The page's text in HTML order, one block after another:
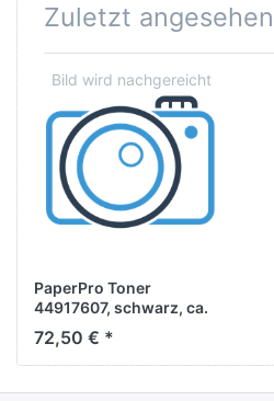
Zuletzt angesehen
PaperPro Toner
44917607, schwarz, ca.
12.000 Seiten
72,50 € *